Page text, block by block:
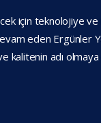
için teknolojiye ve
eden Ergünler
kalitenin adı